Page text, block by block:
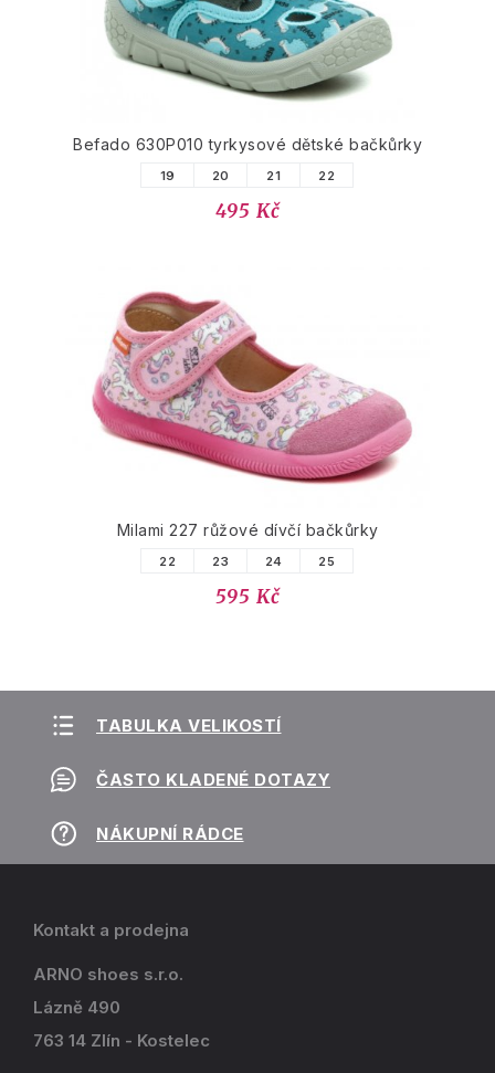
Befado 630P010 tyrkysové dětské bačkůrky
19 20 21 22
495 Kč
Milami 227 růžové dívčí bačkůrky
22 23 24 25
595 Kč
TABULKA VELIKOSTÍ
ČASTO KLADENÉ DOTAZY
NÁKUPNÍ RÁDCE
Kontakt a prodejna
ARNO shoes s.r.o.
Lázně 490
763 14 Zlín - Kostelec